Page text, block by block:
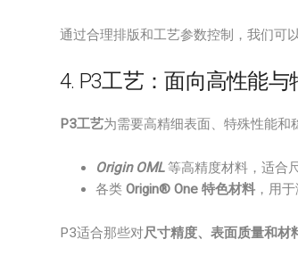
通过合理排版和工艺参数控制，我们可
4. P3工艺：面向高性能
P3工艺为需要高精细表面、特殊性能和
Origin OML等高精度材料，适合
各类 Origin® One 特色材料 ，用
P3适合那些对尺寸精度、表面质量和材